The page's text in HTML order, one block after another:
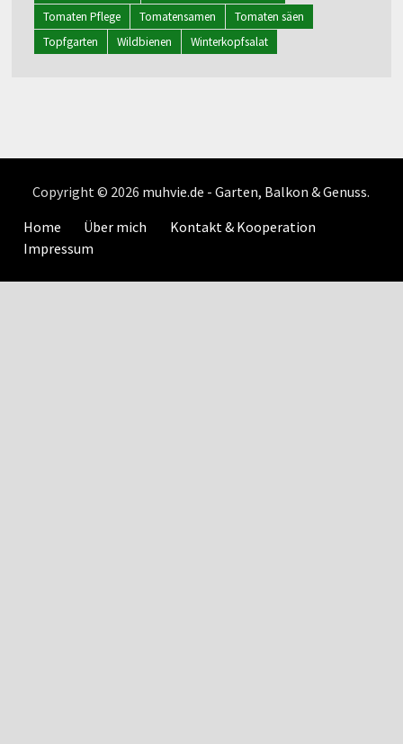
Tomaten Pflege
Tomatensamen
Tomaten säen
Topfgarten
Wildbienen Winterkopfsalat
Copyright © 2026 muhvie.de - Garten, Balkon & Genuss.
Home
Über mich
Kontakt & Kooperation
Impressum